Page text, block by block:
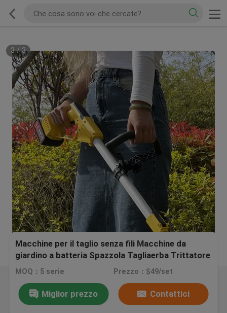
3/3
Macchine per il taglio senza fili Macchine da
giardino a batteria Spazzola Tagliaerba Trittatore
di erba Litio elettrico
MOQ：5 serie Prezzo：$49/set
Miglior prezzo Contattici